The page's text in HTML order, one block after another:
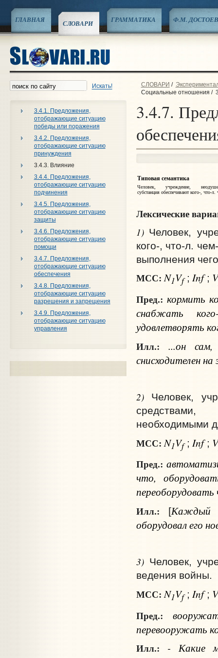
ГЛАВНАЯ СЛОВАРИ ГРАММАТИКА Ф.М.
Искать!
3.4.1. Предложения,
отображающие ситуацию
победы или поражения
3.4.2. Предложения,
отображающие ситуацию
принуждения
3.4.3. Влияние
3.4.4. Предложения,
отображающие ситуацию
подчинения
3.4.5. Предложения,
отображающие ситуацию
защиты
3.4.6. Предложения,
отображающие ситуацию
помощи
3.4.7. Предложения,
отображающие ситуацию
обеспечения
3.4.8. Предложения,
отображающие ситуацию
разрешения и запрещения
3.4.9. Предложения,
отображающие ситуацию
управления
СЛОВАРИ /
Социальные отношения /
3.4.7.
Типовая семантика
Человек, учреждение,
субстанция обеспечивают кого-, что‑л.
Лексические
1) Человек,
кого-, что‑л.
выполнения
МСС: N1Vf; Inf; V
Пред.: кормить
снабжать
удовлетворять
Илл.: ...он
снисходителен
2) Человек,
средствами,
необходимыми
МСС: N1Vf; Inf; V
Пред.:
что,
переоборудовать
Илл.: [Каждый
оборудовал его
3) Человек,
ведения войны.
МСС: N1Vf; Inf; V
Пред.:
перевооружать
Илл.: - Какие